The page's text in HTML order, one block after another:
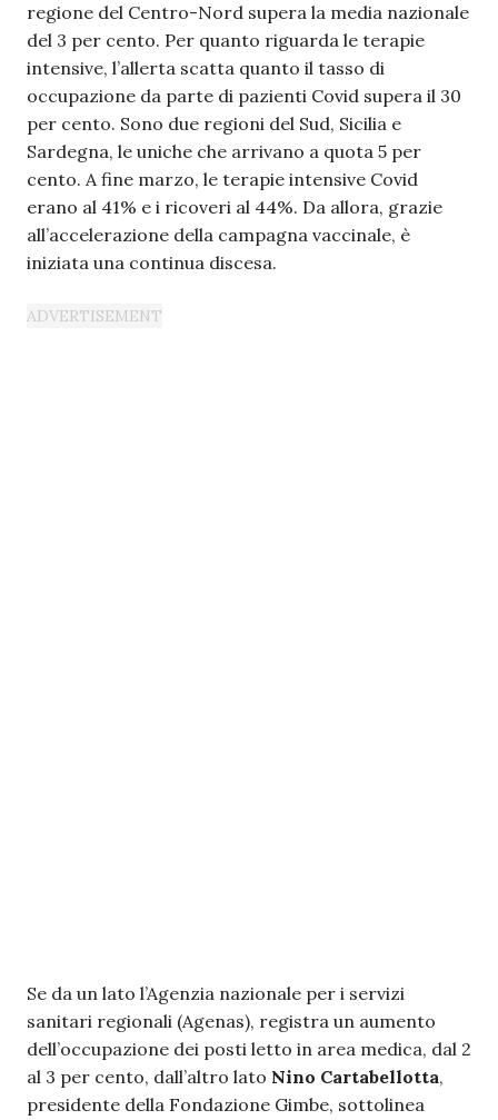
regione del Centro-Nord supera la media nazionale
del 3 per cento. Per quanto riguarda le terapie
intensive, l’allerta scatta quanto il tasso di
occupazione da parte di pazienti Covid supera il 30
per cento. Sono due regioni del Sud, Sicilia e
Sardegna, le uniche che arrivano a quota 5 per
cento. A fine marzo, le terapie intensive Covid
erano al 41% e i ricoveri al 44%. Da allora, grazie
all’accelerazione della campagna vaccinale, è
iniziata una continua discesa.
Se da un lato l’Agenzia nazionale per i servizi
sanitari regionali (Agenas), registra un aumento
dell’occupazione dei posti letto in area medica, dal 2
al 3 per cento, dall’altro lato Nino Cartabellotta,
presidente della Fondazione Gimbe, sottolinea